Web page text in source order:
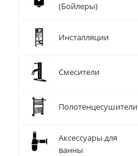
(Бойлеры)
Инсталляции
Смесители
Полотенцесушители
Аксессуары для
ванны